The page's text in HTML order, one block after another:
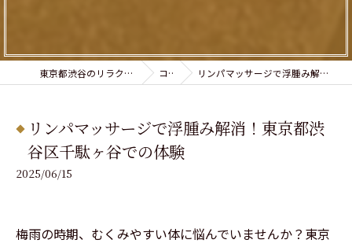
東京都渋谷のリラクゼーションならtotonoe. コラム リンパマッサージで浮腫み解消！東京都渋谷区千駄ヶ谷での体験
リンパマッサージで浮腫み解消！東京都渋
谷区千駄ヶ谷での体験
2025/06/15
梅雨の時期、むくみやすい体に悩んでいませんか？東京